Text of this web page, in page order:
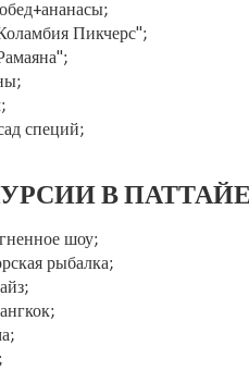
Пикчерс";
специй;
В
шоу;
рыбалка;